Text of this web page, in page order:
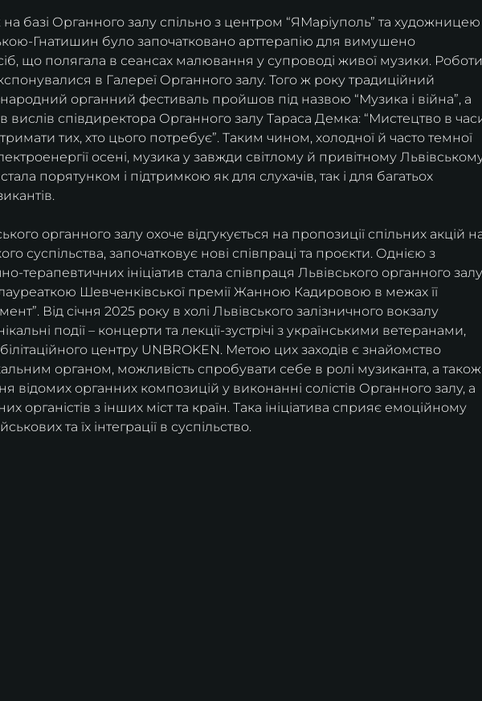
на базі Органного залу спільно з центром “ЯМаріуполь” та художницею
Гнатишин було започатковано арттерапію для вимушено
що полягала в сеансах малювання у супроводі живої музики. Роботи
в Галереї Органного залу. Того ж року традиційний
органний фестиваль пройшов під назвою “Музика і війна”, а
вислів співдиректора Органного залу Тараса Демка: “Мистецтво в
тих, хто цього потребує”. Таким чином, холодної й часто темної
осені, музика у завжди світлому й привітному
порятунком і підтримкою як для слухачів, так і для багатьох
органного залу охоче відгукується на пропозиції спільних акцій
суспільства, започатковує нові співпраці та проєкти. Однією з
терапевтичних ініціатив стала співпраця Львівського органного залу
Шевченківської премії Жанною Кадировою в межах її
Від січня 2025 року в холі Львівського залізничного вокзалу
події – концерти та лекції-зустрічі з українськими ветеранами,
центру UNBROKEN. Метою цих заходів є знайомство
органом, можливість спробувати себе в ролі музиканта, а також
відомих органних композицій у виконанні солістів Органного залу, а
органістів з інших міст та країн. Така ініціатива сприяє емоційному
та їх інтеграції в суспільство.